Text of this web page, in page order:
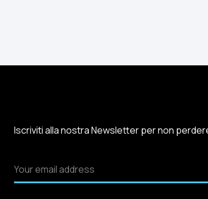
Iscriviti alla nostra Newsletter per non